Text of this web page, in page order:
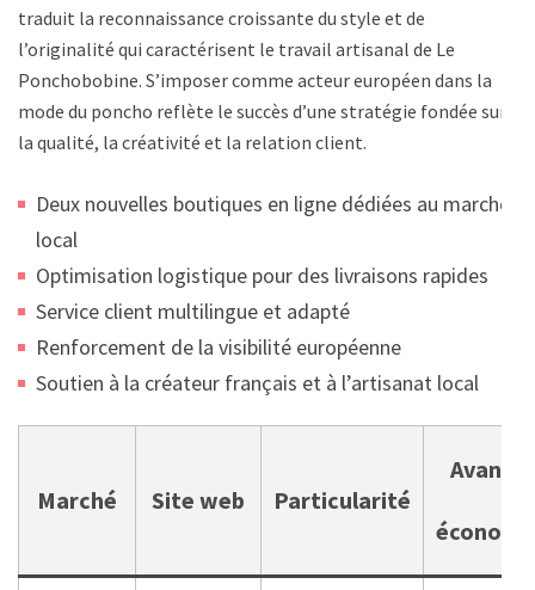
traduit la reconnaissance croissante du style et de
l’originalité qui caractérisent le travail artisanal de Le
Ponchobobine. S’imposer comme acteur européen dans la
mode du poncho reflète le succès d’une stratégie fondée sur
la qualité, la créativité et la relation client.
Deux nouvelles boutiques en ligne dédiées au marché
local
Optimisation logistique pour des livraisons rapides
Service client multilingue et adapté
Renforcement de la visibilité européenne
Soutien à la créateur français et à l’artisanat local
Marché Site web Particularité